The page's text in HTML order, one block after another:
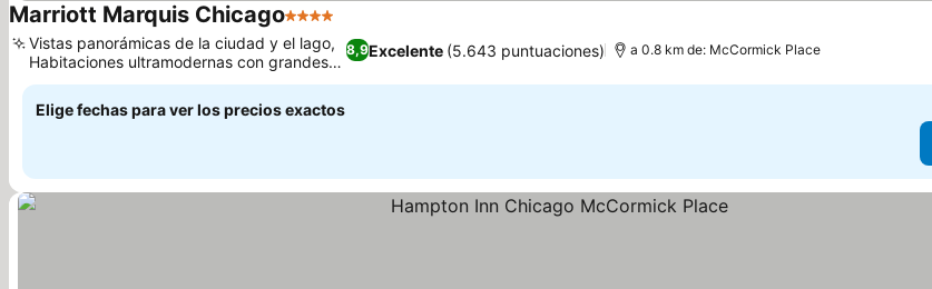
Marriott Marquis Chicago4 Estrellas
8,9Excelente (5.643 puntuaciones)
Vistas panorámicas de la ciudad y el lago,
Habitaciones ultramodernas con grandes
zonas de trabajo
a 0.8 km de: McCormick Place
Elige fechas para ver los precios exactos